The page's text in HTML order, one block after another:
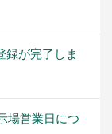
録が完了しま
場営業日につ